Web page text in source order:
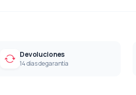
Devoluciones
14 días de garantía